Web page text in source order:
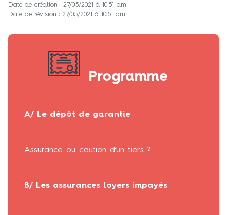
Date de création : 27/05/2021 à 10:51 am
Date de révision : 27/05/2021 à 10:51 am
Programme
A/ Le dépôt de garantie
Assurance ou caution d’un tiers ?
B/ Les assurances loyers impayés